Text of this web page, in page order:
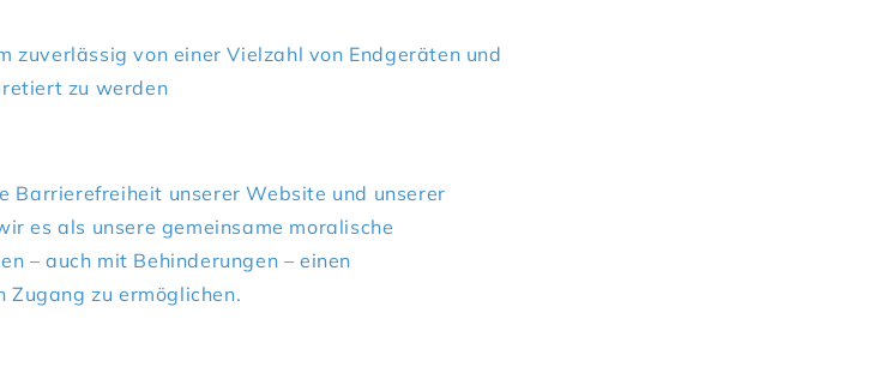
zuverlässig von einer Vielzahl von Endgeräten und
zu werden
Barrierefreiheit unserer Website und unserer
es als unsere gemeinsame moralische
– auch mit Behinderungen – einen
Zugang zu ermöglichen.